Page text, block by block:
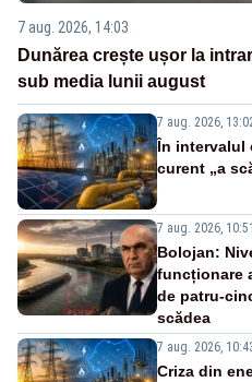
7 aug. 2026, 14:03
Dunărea crește ușor la
sub media lunii august
7 aug. 2026,
În intervalul
curent „a
7 aug. 2026, 10:51
Bolojan:
funcționare
de patru-
scădea
7 aug. 2026,
Criza din